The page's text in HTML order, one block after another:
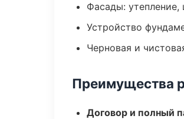
Фасады: утепление,
Устройство
Черновая и
Преимущества
Договор и полный